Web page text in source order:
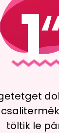
töltik le